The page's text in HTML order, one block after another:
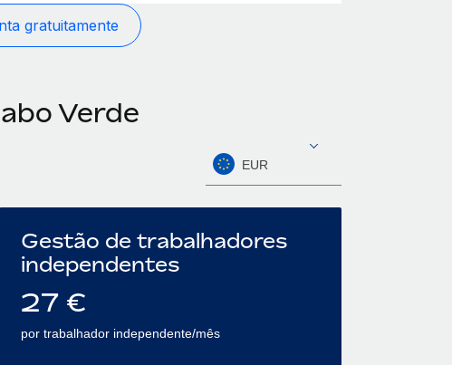
gratuitamente
Verde
EUR
Gestão de trabalhadores
independentes
27 €
por trabalhador independente/mês